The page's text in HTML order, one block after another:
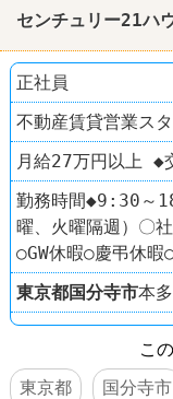
センチュリー21ハ
正社員
不動産賃貸営業ス
月給27万円以上 ◆
勤務時間◆9:30～
曜、火曜隔週）〇
○GW休暇○慶弔休暇
東京都国分寺市本
こ
東京都
国分寺市